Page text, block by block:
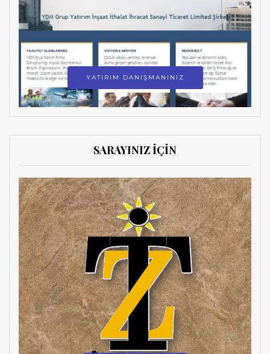
YATIRIM DANIŞMANINIZ
SARAYINIZ İÇİN